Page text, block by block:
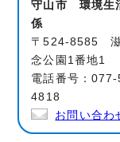
守山市 環境生
係
〒524-8585 滋
念公園1番地1
電話番号：
4818
お問い合わ